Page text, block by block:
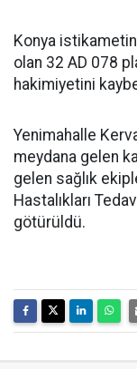
Konya
olan 32 AD 078
hakimiyetini
Yenimahalle
meydana gelen
gelen sağlık
Hastalıkları
götürüldü.